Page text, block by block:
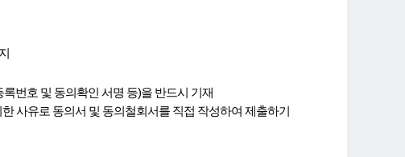
번호 및 동의확인 서명 등)을 반드시 기재
사유로 동의서 및 동의철회서를 직접 작성하여 제출하기